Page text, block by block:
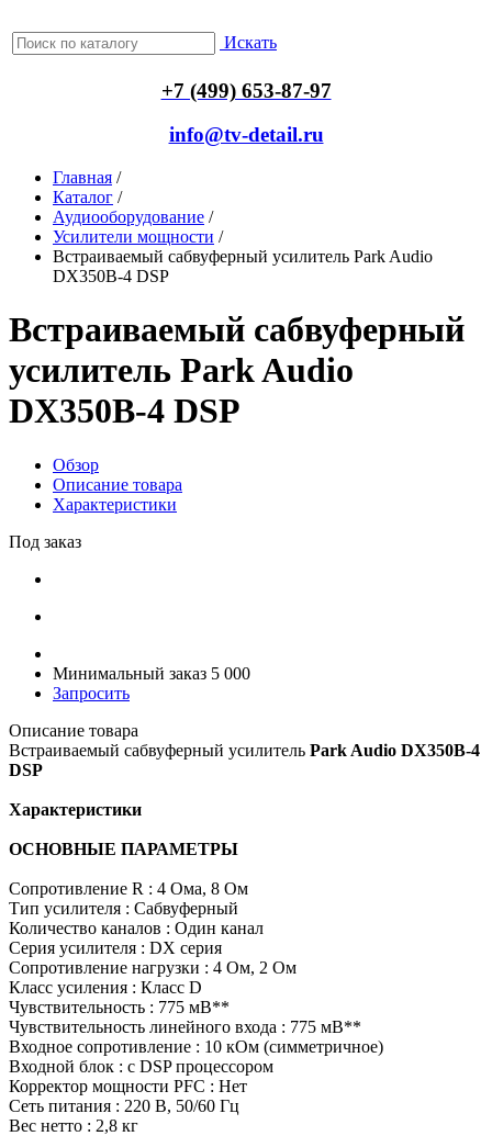
Искать
+7 (499) 653-87-97
info@tv-detail.ru
Главная /
Каталог /
Аудиооборудование /
Усилители мощности /
Встраиваемый сабвуферный усилитель Park Audio
DX350B-4 DSP
Встраиваемый сабвуферный
усилитель Park Audio
DX350B-4 DSP
Обзор
Описание товара
Характеристики
Под заказ
Минимальный заказ 5 000
Запросить
Описание товара
Встраиваемый сабвуферный усилитель Park Audio DX350B-4
DSP
Характеристики
ОСНОВНЫЕ ПАРАМЕТРЫ
Сопротивление R : 4 Ома, 8 Ом
Тип усилителя : Сабвуферный
Количество каналов : Один канал
Серия усилителя : DX серия
Сопротивление нагрузки : 4 Ом, 2 Ом
Класс усиления : Класс D
Чувствительность : 775 мВ**
Чувствительность линейного входа : 775 мВ**
Входное сопротивление : 10 кОм (симметричное)
Входной блок : с DSP процессором
Корректор мощности PFC : Нет
Сеть питания : 220 В, 50/60 Гц
Вес нетто : 2,8 кг